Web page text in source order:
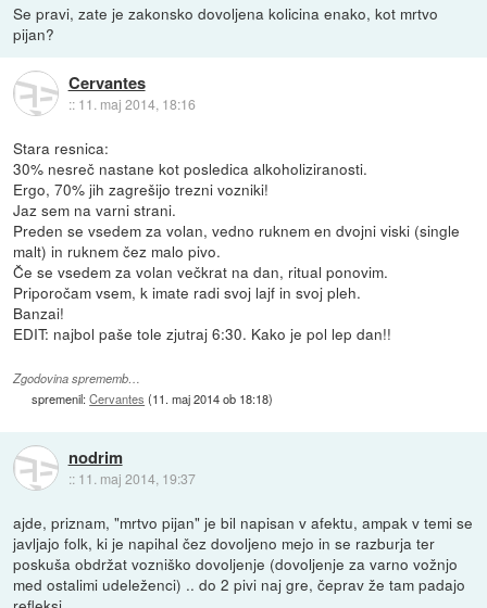
Se pravi, zate je zakonsko dovoljena kolicina enako, kot mrtvo
pijan?
Cervantes
:: 11. maj 2014, 18:16
Stara resnica:
30% nesreč nastane kot posledica alkoholiziranosti.
Ergo, 70% jih zagrešijo trezni vozniki!
Jaz sem na varni strani.
Preden se vsedem za volan, vedno ruknem en dvojni viski (single
malt) in ruknem čez malo pivo.
Če se vsedem za volan večkrat na dan, ritual ponovim.
Priporočam vsem, k imate radi svoj lajf in svoj pleh.
Banzai!
EDIT: najbol paše tole zjutraj 6:30. Kako je pol lep dan!!
Zgodovina sprememb…
spremenil:Cervantes (11. maj 2014 ob 18:18)
nodrim
:: 11. maj 2014, 19:37
ajde, priznam, "mrtvo pijan" je bil napisan v afektu, ampak v temi se
javljajo folk, ki je napihal čez dovoljeno mejo in se razburja ter
poskuša obdržat vozniško dovoljenje (dovoljenje za varno vožnjo
med ostalimi udeleženci) .. do 2 pivi naj gre, čeprav že tam padajo